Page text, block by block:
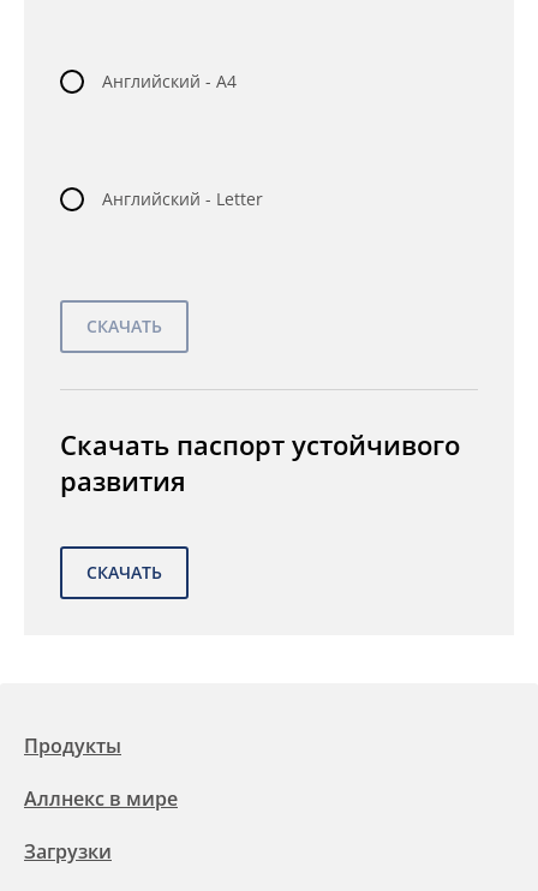
Английский - A4
Английский - Letter
Скачать паспорт устойчивого
развития
Продукты
Аллнекс в мире
Загрузки